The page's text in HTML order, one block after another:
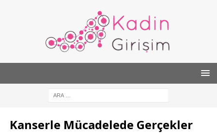
Kanserle Mücadelede Gerçekler